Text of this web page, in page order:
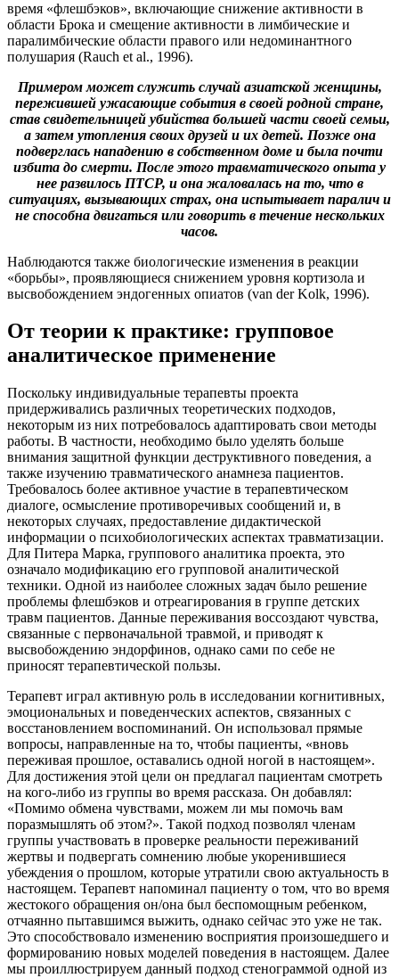
время «флешбэков», включающие снижение активности в
области Брока и смещение активности в лимбические и
паралимбические области правого или недоминантного
полушария (Rauch et al., 1996).
Примером может служить случай азиатской женщины,
пережившей ужасающие события в своей родной стране,
став свидетельницей убийства большей части своей семьи,
а затем утопления своих друзей и их детей. Позже она
подверглась нападению в собственном доме и была почти
избита до смерти. После этого травматического опыта у
нее развилось ПТСР, и она жаловалась на то, что в
ситуациях, вызывающих страх, она испытывает паралич и
не способна двигаться или говорить в течение нескольких
часов.
Наблюдаются также биологические изменения в реакции
«борьбы», проявляющиеся снижением уровня кортизола и
высвобождением эндогенных опиатов (van der Kolk, 1996).
От теории к практике: групповое
аналитическое применение
Поскольку индивидуальные терапевты проекта
придерживались различных теоретических подходов,
некоторым из них потребовалось адаптировать свои методы
работы. В частности, необходимо было уделять больше
внимания защитной функции деструктивного поведения, а
также изучению травматического анамнеза пациентов.
Требовалось более активное участие в терапевтическом
диалоге, осмысление противоречивых сообщений и, в
некоторых случаях, предоставление дидактической
информации о психобиологических аспектах травматизации.
Для Питера Марка, группового аналитика проекта, это
означало модификацию его групповой аналитической
техники. Одной из наиболее сложных задач было решение
проблемы флешбэков и отреагирования в группе детских
травм пациентов. Данные переживания воссоздают чувства,
связанные с первоначальной травмой, и приводят к
высвобождению эндорфинов, однако сами по себе не
приносят терапевтической пользы.
Терапевт играл активную роль в исследовании когнитивных,
эмоциональных и поведенческих аспектов, связанных с
восстановлением воспоминаний. Он использовал прямые
вопросы, направленные на то, чтобы пациенты, «вновь
переживая прошлое, оставались одной ногой в настоящем».
Для достижения этой цели он предлагал пациентам смотреть
на кого-либо из группы во время рассказа. Он добавлял:
«Помимо обмена чувствами, можем ли мы помочь вам
поразмышлять об этом?». Такой подход позволял членам
группы участвовать в проверке реальности переживаний
жертвы и подвергать сомнению любые укоренившиеся
убеждения о прошлом, которые утратили свою актуальность в
настоящем. Терапевт напоминал пациенту о том, что во время
жестокого обращения он/она был беспомощным ребенком,
отчаянно пытавшимся выжить, однако сейчас это уже не так.
Это способствовало изменению восприятия произошедшего и
формированию новых моделей поведения в настоящем. Далее
мы проиллюстрируем данный подход стенограммой одной из